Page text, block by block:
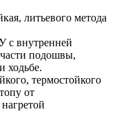
литьевого метода
с внутренней
подошвы,
ходьбе.
термостойкого
от